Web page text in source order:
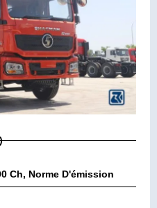
Ch, Norme D'émission